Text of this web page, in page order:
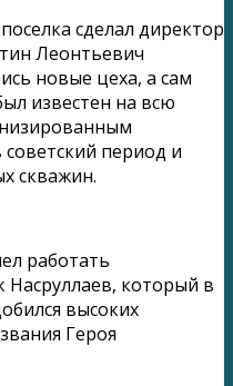
сделал директор
Леонтьевич
новые цеха, а сам
известен на всю
период и
скважин.
работать
который в
высоких
Героя